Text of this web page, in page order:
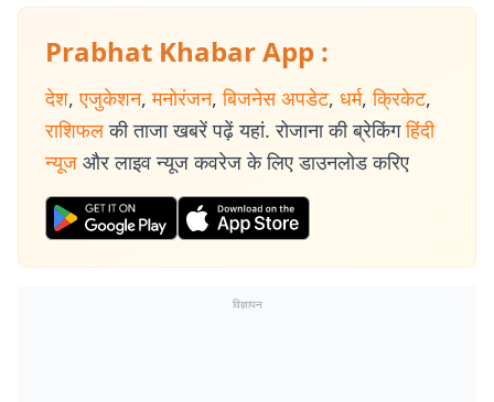
Prabhat Khabar App :
देश, एजुकेशन, मनोरंजन, बिजनेस अपडेट, धर्म, क्रिकेट,
राशिफल की ताजा खबरें पढ़ें यहां. रोजाना की ब्रेकिंग हिंदी
न्यूज और लाइव न्यूज कवरेज के लिए डाउनलोड करिए
विज्ञापन